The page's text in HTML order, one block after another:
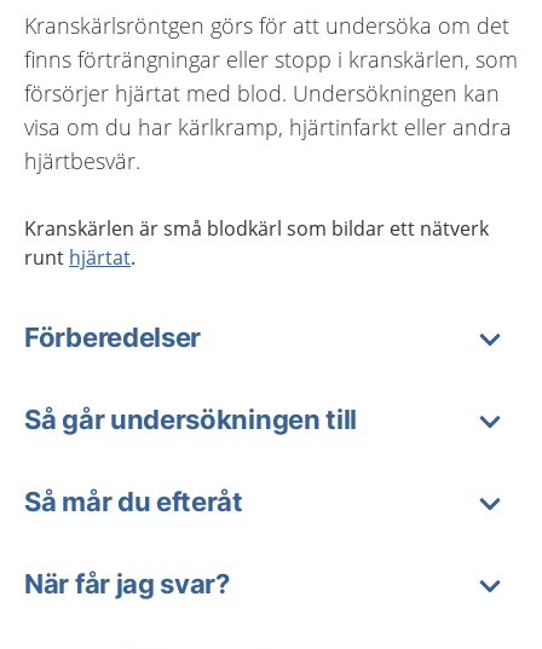
Kranskärlsröntgen görs för att undersöka om det
finns förträngningar eller stopp i kranskärlen, som
försörjer hjärtat med blod. Undersökningen kan
visa om du har kärlkramp, hjärtinfarkt eller andra
hjärtbesvär.
Kranskärlen är små blodkärl som bildar ett nätverk
runt hjärtat.
Förberedelser
Så går undersökningen till
Så mår du efteråt
När får jag svar?